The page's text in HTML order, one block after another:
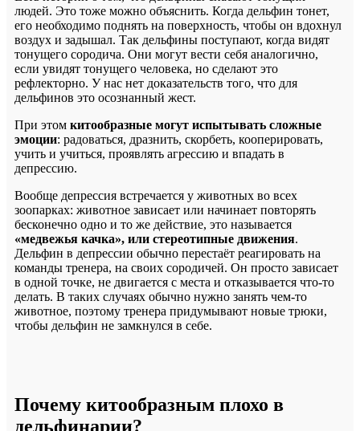
людей. Это тоже можно объяснить. Когда дельфин тонет,
его необходимо поднять на поверхность, чтобы он вдохнул
воздух и задышал. Так дельфины поступают, когда видят
тонущего сородича. Они могут вести себя аналогично,
если увидят тонущего человека, но сделают это
рефлекторно. У нас нет доказательств того, что для
дельфинов это осознанный жест.
При этом китообразные могут испытывать сложные
эмоции: радоваться, дразнить, скорбеть, кооперировать,
учить и учиться, проявлять агрессию и впадать в
депрессию.
Вообще депрессия встречается у животных во всех
зоопарках: животное зависает или начинает повторять
бесконечно одно и то же действие, это называется
«медвежья качка», или стереотипные движения.
Дельфин в депрессии обычно перестаёт реагировать на
команды тренера, на своих сородичей. Он просто зависает
в одной точке, не двигается с места и отказывается что-то
делать. В таких случаях обычно нужно занять чем-то
животное, поэтому тренера придумывают новые трюки,
чтобы дельфин не замкнулся в себе.
Почему китообразным плохо в
дельфинарии?